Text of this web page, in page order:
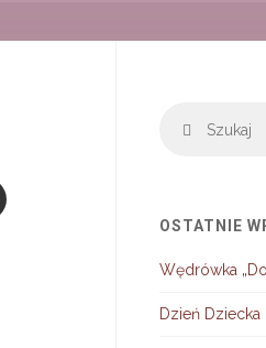
Szukaj
OSTATNIE
Wędrówka
Dzień